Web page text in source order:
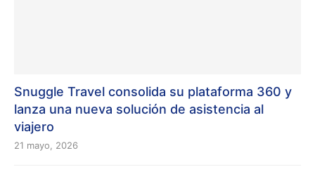
Snuggle Travel consolida su plataforma 360 y
lanza una nueva solución de asistencia al
viajero
21 mayo, 2026